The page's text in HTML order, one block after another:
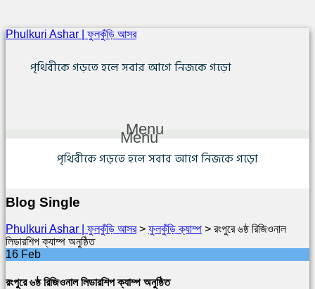
Phulkuri Ashar | ফুলকুঁড়ি আসর
পৃথিবীকে গড়তে হলে সবার আগে নিজকে গড়ো
Menu
Menu
পৃথিবীকে গড়তে হলে সবার আগে নিজকে গড়ো
Blog Single
Phulkuri Ashar | ফুলকুঁড়ি আসর> ফুলকুঁড়ি ক্যাম্প > রংপুরে ৬ষ্ঠ রিজিওনাল
লিডারশিপ ক্যাম্প অনুষ্ঠিত
16 Feb
রংপুরে ৬ষ্ঠ রিজিওনাল লিডারশিপ ক্যাম্প অনুষ্ঠিত